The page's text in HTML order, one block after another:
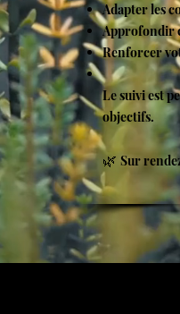
Adapter les
Approfondir
Renforcer
Le suivi est
objectifs.
🌿 Sur